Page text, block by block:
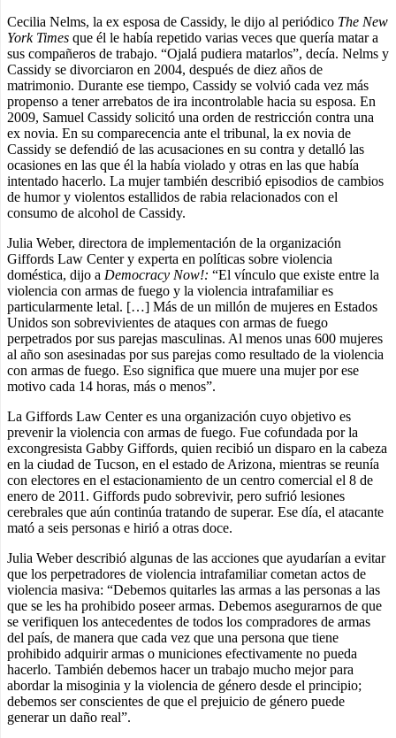
Cecilia Nelms, la ex esposa de Cassidy, le dijo al periódico The New
York Times que él le había repetido varias veces que quería matar a
sus compañeros de trabajo. “Ojalá pudiera matarlos”, decía. Nelms y
Cassidy se divorciaron en 2004, después de diez años de
matrimonio. Durante ese tiempo, Cassidy se volvió cada vez más
propenso a tener arrebatos de ira incontrolable hacia su esposa. En
2009, Samuel Cassidy solicitó una orden de restricción contra una
ex novia. En su comparecencia ante el tribunal, la ex novia de
Cassidy se defendió de las acusaciones en su contra y detalló las
ocasiones en las que él la había violado y otras en las que había
intentado hacerlo. La mujer también describió episodios de cambios
de humor y violentos estallidos de rabia relacionados con el
consumo de alcohol de Cassidy.
Julia Weber, directora de implementación de la organización
Giffords Law Center y experta en políticas sobre violencia
doméstica, dijo a Democracy Now!: “El vínculo que existe entre la
violencia con armas de fuego y la violencia intrafamiliar es
particularmente letal. […] Más de un millón de mujeres en Estados
Unidos son sobrevivientes de ataques con armas de fuego
perpetrados por sus parejas masculinas. Al menos unas 600 mujeres
al año son asesinadas por sus parejas como resultado de la violencia
con armas de fuego. Eso significa que muere una mujer por ese
motivo cada 14 horas, más o menos”.
La Giffords Law Center es una organización cuyo objetivo es
prevenir la violencia con armas de fuego. Fue cofundada por la
excongresista Gabby Giffords, quien recibió un disparo en la cabeza
en la ciudad de Tucson, en el estado de Arizona, mientras se reunía
con electores en el estacionamiento de un centro comercial el 8 de
enero de 2011. Giffords pudo sobrevivir, pero sufrió lesiones
cerebrales que aún continúa tratando de superar. Ese día, el atacante
mató a seis personas e hirió a otras doce.
Julia Weber describió algunas de las acciones que ayudarían a evitar
que los perpetradores de violencia intrafamiliar cometan actos de
violencia masiva: “Debemos quitarles las armas a las personas a las
que se les ha prohibido poseer armas. Debemos asegurarnos de que
se verifiquen los antecedentes de todos los compradores de armas
del país, de manera que cada vez que una persona que tiene
prohibido adquirir armas o municiones efectivamente no pueda
hacerlo. También debemos hacer un trabajo mucho mejor para
abordar la misoginia y la violencia de género desde el principio;
debemos ser conscientes de que el prejuicio de género puede
generar un daño real”.